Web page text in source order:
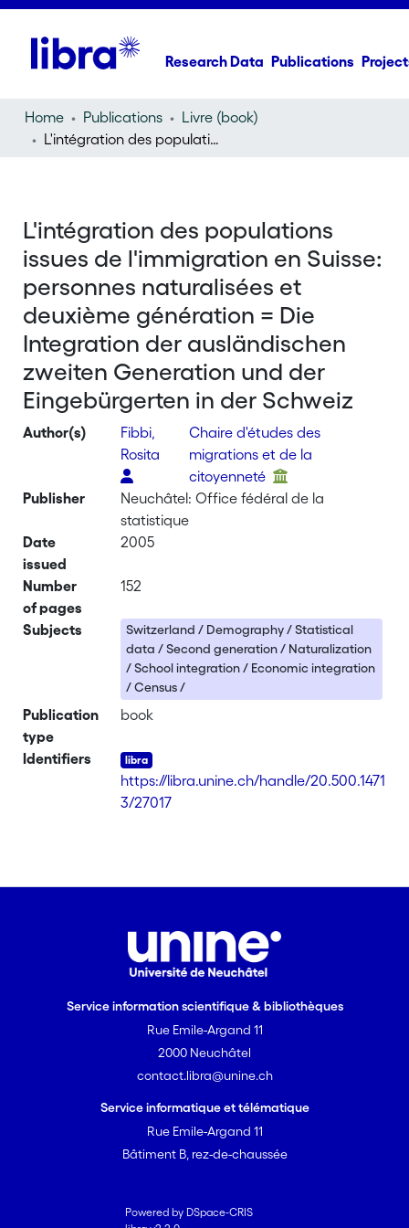
Research Data Publications
Home Publications
Livre (book)
L'intégration des populations issues de l'immigration en Suisse: personnes naturalisées et deuxième génération = Die Integration der ausländischen zweiten Generation und der Eingebürgerten in der Schweiz
L'intégration des populations
issues de l'immigration en Suisse:
personnes naturalisées et
deuxième génération = Die
Integration der ausländischen
zweiten Generation und der
Eingebürgerten in der Schweiz
Author(s)
Fibbi,
Rosita
Chaire d'études des
migrations et de la
citoyenneté
Publisher
Neuchâtel: Office fédéral de la
statistique
Date
issued
2005
Number
of pages
152
Subjects
Switzerland / Demography / Statistical
data / Second generation / Naturalization
/ School integration / Economic integration
/ Census /
Publication
type
book
Identifiers
https://libra.unine.ch/handle/20.500.1471
3/27017
Service information scientifique & bibliothèques
Rue Emile-Argand 11
2000 Neuchâtel
contact.libra@unine.ch
Service informatique et télématique
Rue Emile-Argand 11
Bâtiment B, rez-de-chaussée
Powered by DSpace-CRIS